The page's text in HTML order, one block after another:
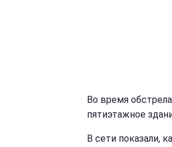
Во время
пятиэтажное
В сети показали,